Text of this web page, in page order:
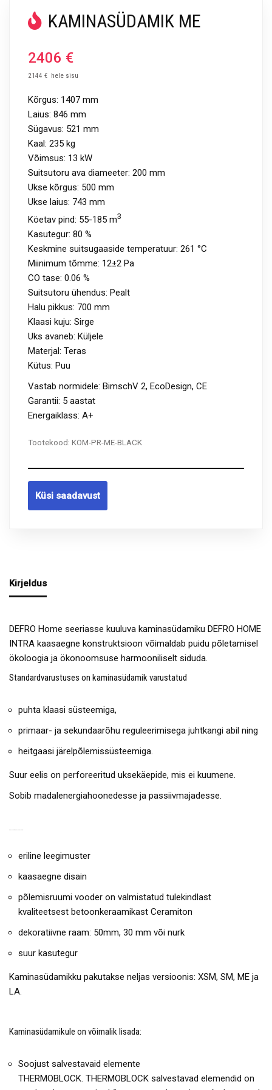
KAMINASÜDAMIK ME
2406 €
2144 € hele sisu
Kõrgus: 1407 mm
Laius: 846 mm
Sügavus: 521 mm
Kaal: 235 kg
Võimsus: 13 kW
Suitsutoru ava diameeter: 200 mm
Ukse kõrgus: 500 mm
Ukse laius: 743 mm
Köetav pind: 55-185 m3
Kasutegur: 80 %
Keskmine suitsugaaside temperatuur: 261 °C
Miinimum tõmme: 12±2 Pa
CO tase: 0.06 %
Suitsutoru ühendus: Pealt
Halu pikkus: 700 mm
Klaasi kuju: Sirge
Uks avaneb: Küljele
Materjal: Teras
Kütus: Puu
Vastab normidele: BimschV 2, EcoDesign, CE
Garantii: 5 aastat
Energaiklass: A+
Tootekood: KOM-PR-ME-BLACK
Küsi saadavust
Kirjeldus
DEFRO Home seeriasse kuuluva kaminasüdamiku DEFRO HOME
INTRA kaasaegne konstruktsioon võimaldab puidu põletamisel
ökoloogia ja ökonoomsuse harmooniliselt siduda.
Standardvarustuses on kaminasüdamik varustatud
puhta klaasi süsteemiga,
primaar- ja sekundaarõhu reguleerimisega juhtkangi abil ning
heitgaasi järelpõlemissüsteemiga.
Suur eelis on perforeeritud uksekäepide, mis ei kuumene.
Sobib madalenergiahoonedesse ja passiivmajadesse.
eriline leegimuster
kaasaegne disain
põlemisruumi vooder on valmistatud tulekindlast
kvaliteetsest betoonkeraamikast Ceramiton
dekoratiivne raam: 50mm, 30 mm või nurk
suur kasutegur
Kaminasüdamikku pakutakse neljas versioonis: XSM, SM, ME ja
LA.
Kaminasüdamikule on võimalik lisada:
Soojust salvestavaid elemente
THERMOBLOCK. THERMOBLOCK salvestavad elemendid on